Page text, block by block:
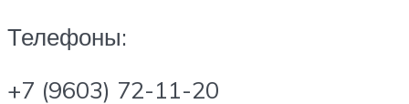
Телефоны:
+7 (9603) 72-11-20